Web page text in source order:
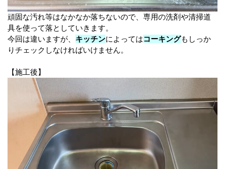
頑固な汚れ等はなかなか落ちないので、専用の洗剤や清掃道
具を使って落としていきます。
今回は違いますが、 キッチンによってはコーキングもしっか
りチェックしなければいけません。
【施工後】